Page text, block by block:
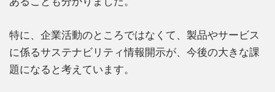
特に、企業活動のところではなくて、製品やサービス
に係るサステナビリティ情報開示が、今後の大きな課
題になると考えています。